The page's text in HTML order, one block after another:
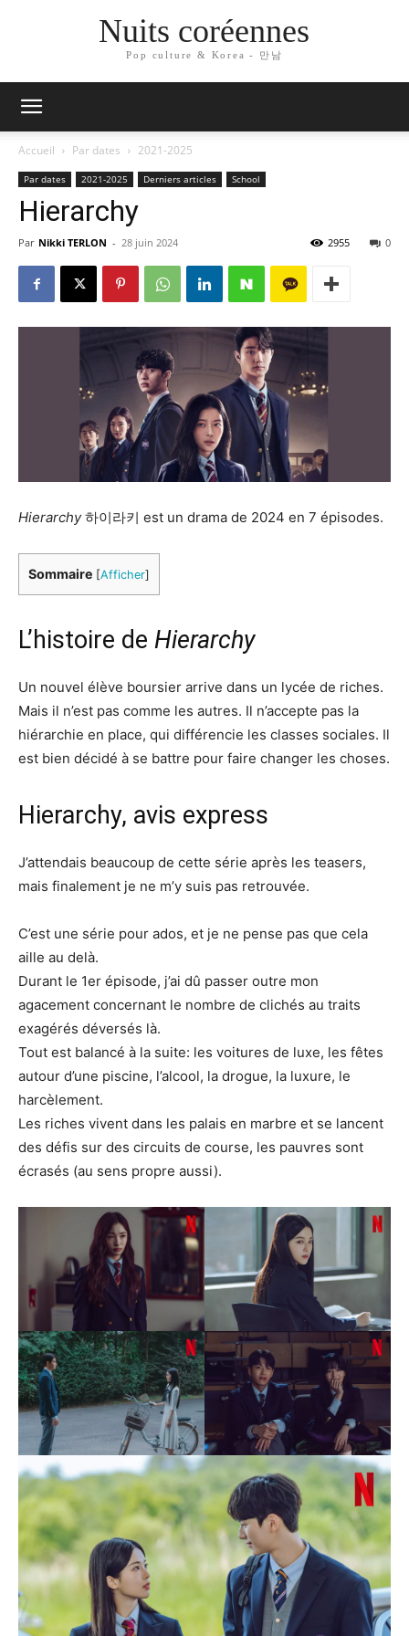
Nuits coréennes
Pop culture & Korea - 만남
Accueil Par dates 2021-2025
Par dates 2021-2025 Derniers articles School
Hierarchy
Par Nikki TERLON - 28 juin 2024 0
2955
Hierarchy하이라키 est un drama de 2024 en 7 épisodes.
Sommaire [Afficher]
L’histoire de Hierarchy
Un nouvel élève boursier arrive dans un lycée de riches.
Mais il n’est pas comme les autres. Il n’accepte pas la
hiérarchie en place, qui différencie les classes sociales. Il
est bien décidé à se battre pour faire changer les choses.
Hierarchy, avis express
J’attendais beaucoup de cette série après les teasers,
mais finalement je ne m’y suis pas retrouvée.
C’est une série pour ados, et je ne pense pas que cela
aille au delà.
Durant le 1er épisode, j’ai dû passer outre mon
agacement concernant le nombre de clichés au traits
exagérés déversés là.
Tout est balancé à la suite: les voitures de luxe, les fêtes
autour d’une piscine, l’alcool, la drogue, la luxure, le
harcèlement.
Les riches vivent dans les palais en marbre et se lancent
des défis sur des circuits de course, les pauvres sont
écrasés (au sens propre aussi).